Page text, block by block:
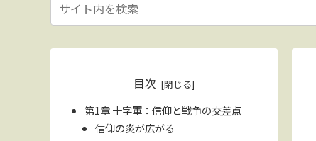
目次
第1章 十字軍：信仰と戦争の交差点
信仰の炎が広がる